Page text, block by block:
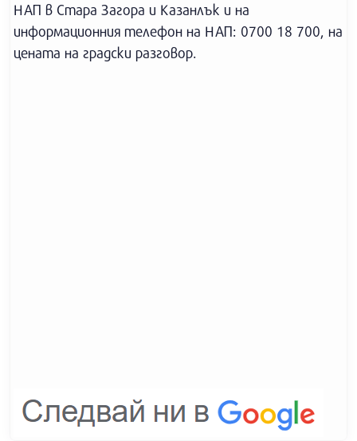
НАП в Стара Загора и Казанлък и на
информационния телефон на НАП: 0700 18 700, на
цената на градски разговор.